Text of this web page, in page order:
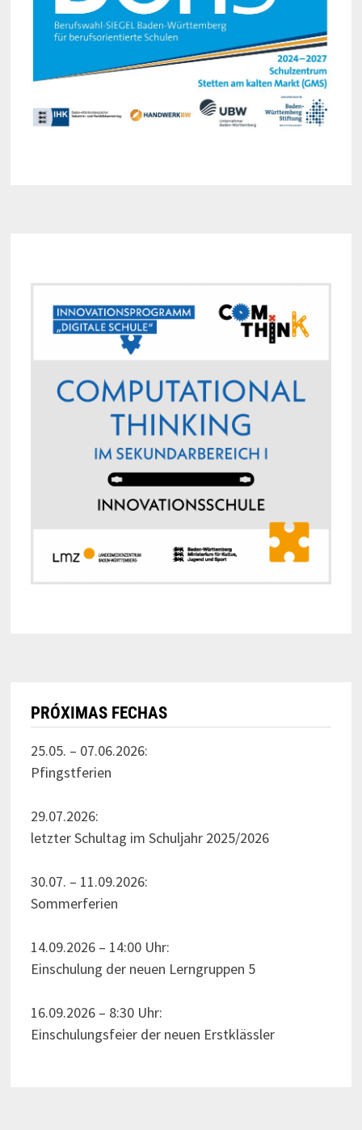
PRÓXIMAS FECHAS
25.05. – 07.06.2026:
Pfingstferien
29.07.2026:
letzter Schultag im Schuljahr 2025/2026
30.07. – 11.09.2026:
Sommerferien
14.09.2026 – 14:00 Uhr:
Einschulung der neuen Lerngruppen 5
16.09.2026 – 8:30 Uhr:
Einschulungsfeier der neuen Erstklässler